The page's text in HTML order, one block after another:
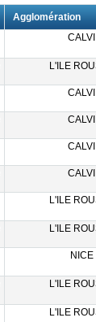
Agglomération
CALVI
L'ILE
CALVI
CALVI
CALVI
CALVI
L'ILE
L'ILE
NICE
L'ILE
L'ILE